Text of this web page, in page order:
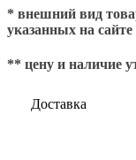
* внешний вид
указанных на сайте
** цену и наличие
Доставка